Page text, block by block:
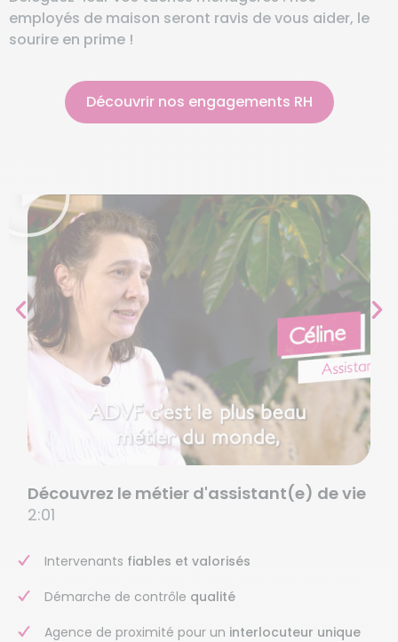
employés de maison seront ravis de vous aider, le
sourire en prime !
Découvrir nos engagements RH
Découvrez le métier d'assistant(e) de vie
2:01
Intervenants fiables et valorisés
Démarche de contrôle qualité
Agence de proximité pour un interlocuteur unique